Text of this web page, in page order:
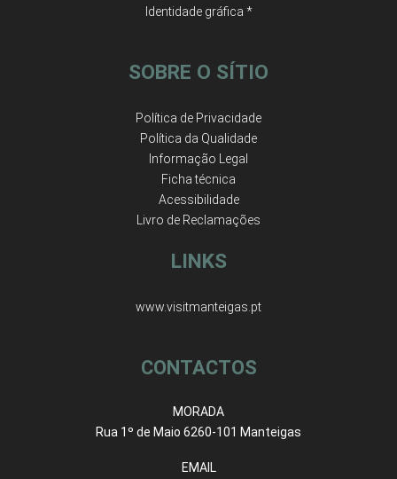
Identidade gráfica *
SOBRE O SÍTIO
Política de Privacidade
Política da Qualidade
Informação Legal
Ficha técnica
Acessibilidade
Livro de Reclamações
LINKS
www.visitmanteigas.pt
CONTACTOS
MORADA
Rua 1º de Maio 6260-101 Manteigas
EMAIL